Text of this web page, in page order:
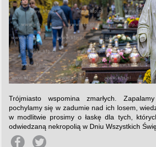
Trójmiasto wspomina zmarłych.
pochylamy się w zadumie nad ich losem,
w modlitwie prosimy o łaskę dla tych,
odwiedzaną nekropolią w Dniu Wszystkich